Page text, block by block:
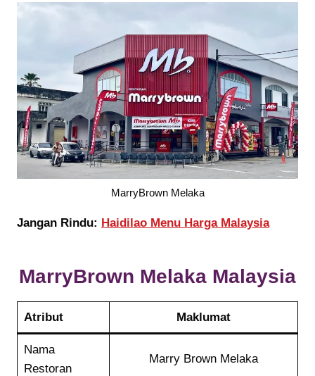
MarryBrown Melaka
Jangan Rindu: Haidilao Menu Harga Malaysia
MarryBrown Melaka Malaysia
Atribut Maklumat
Nama
Restoran
Marry Brown Melaka